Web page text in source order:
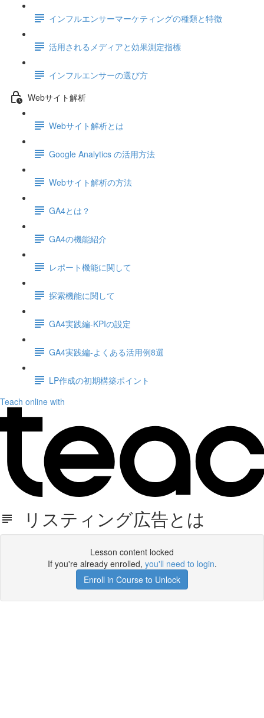
インフルエンサーマーケティングの種類と特徴
活用されるメディアと効果測定指標
インフルエンサーの選び方
Webサイト解析
Webサイト解析とは
Google Analytics の活用方法
Webサイト解析の方法
GA4とは？
GA4の機能紹介
レポート機能に関して
探索機能に関して
GA4実践編-KPIの設定
GA4実践編-よくある活用例8選
LP作成の初期構築ポイント
Teach online with
リスティング広告とは
Lesson content locked
If you're already enrolled, you'll need to login.
Enroll in Course to Unlock